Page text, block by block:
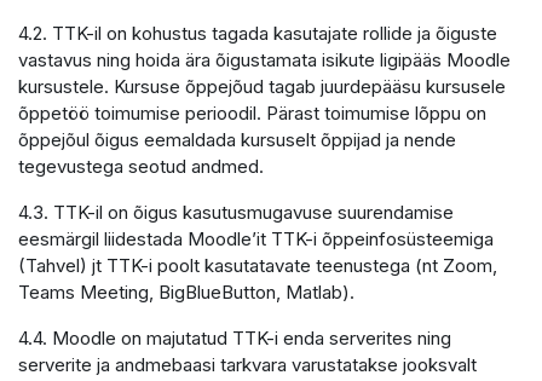
4.2. TTK-il on kohustus tagada kasutajate rollide ja õiguste
vastavus ning hoida ära õigustamata isikute ligipääs Moodle
kursustele. Kursuse õppejõud tagab juurdepääsu kursusele
õppetöö toimumise perioodil. Pärast toimumise lõppu on
õppejõul õigus eemaldada kursuselt õppijad ja nende
tegevustega seotud andmed.
4.3. TTK-il on õigus kasutusmugavuse suurendamise
eesmärgil liidestada Moodle’it TTK-i õppeinfosüsteemiga
(Tahvel) jt TTK-i poolt kasutatavate teenustega (nt Zoom,
Teams Meeting, BigBlueButton, Matlab).
4.4. Moodle on majutatud TTK-i enda serverites ning
serverite ja andmebaasi tarkvara varustatakse jooksvalt